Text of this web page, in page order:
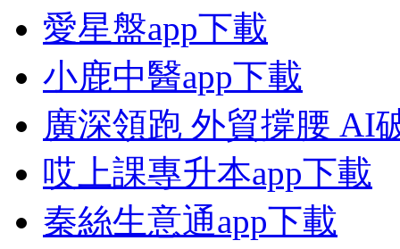
愛星盤app下載
小鹿中醫app下載
廣深領跑 外貿撐腰 AI
哎上課專升本app下載
秦絲生意通app下載